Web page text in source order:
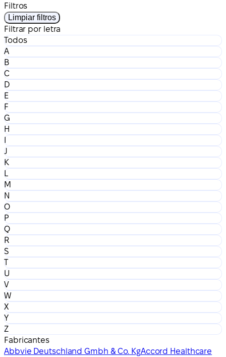
Filtros
Limpiar filtros
Filtrar por letra
Todos
A
B
C
D
E
F
G
H
I
J
K
L
M
N
O
P
Q
R
S
T
U
V
W
X
Y
Z
Fabricantes
Abbvie Deutschland Gmbh & Co. KgAccord Healthcare